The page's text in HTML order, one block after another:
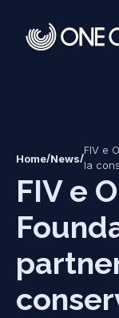
Home/News/
FIV e
la
FIV e